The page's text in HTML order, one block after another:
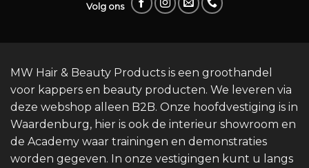
Volg ons
MW Hair & Beauty Products is een groothandel
voor kappers en beauty producten. We leveren via
deze webshop alleen B2B. Onze hoofdvestiging is in
Waardenburg, hier is ook de interieur showroom en
de Academy waar trainingen en demonstraties
worden gegeven. In onze vestigingen kunt u langs